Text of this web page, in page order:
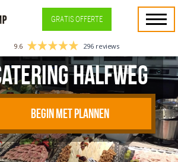
GRATIS OFFERTE
9.6 296 reviews
Halfweg
BEGIN MET PLANNEN